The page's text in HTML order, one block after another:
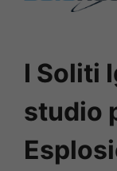
I Soliti
studio